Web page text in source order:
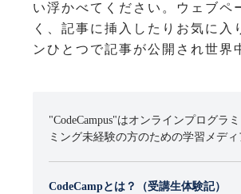
い浮かべてください。ウェブ
く、記事に挿入したりお気に
ンひとつで記事が公開され世
"CodeCampus"はオンラインプログラ
ミング未経験の方のための学習メデ
CodeCampとは？（受講生体験記）